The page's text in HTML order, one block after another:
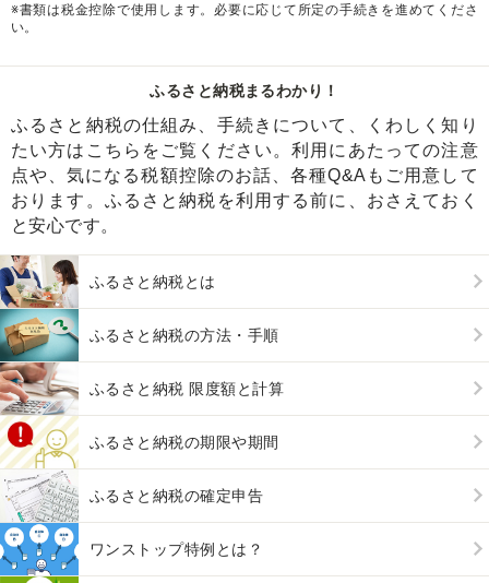
※書類は税金控除で使用します。必要に応じて所定の手続きを進めてくださ
い。
ふるさと納税まるわかり！
ふるさと納税の仕組み、手続きについて、くわしく知り
たい方はこちらをご覧ください。利用にあたっての注意
点や、気になる税額控除のお話、各種Q&Aもご用意して
おります。ふるさと納税を利用する前に、おさえておく
と安心です。
ふるさと納税とは
ふるさと納税の方法・手順
ふるさと納税 限度額と計算
ふるさと納税の期限や期間
ふるさと納税の確定申告
ワンストップ特例とは？